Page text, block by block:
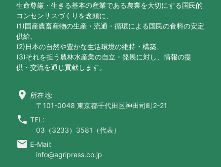
生命尊厳・生きる基本の産業である農業を大切にする国民的
コンセンサスづくりを念頭に、
(1)国産農畜産物の生産・流通・循環による国民の食料の安定
供給、
(2)日本の自然や豊かな生活環境の維持・構築、
(3)それを担う農林水産業の自立・発展に対し、情報の提
供・交流を通じ貢献します。
location_on 所在地:
〒101-0048 東京都千代田区神田司町2-21
call TEL:
03（3233）3581（代表）
email E-Mail:
info@agripress.co.jp